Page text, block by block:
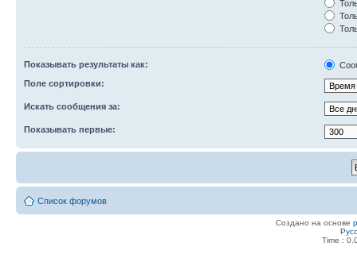
Показывать результаты как:
Поле сортировки:
Искать сообщения за:
Показывать первые:
Список форумов
Создано на основе
Time :